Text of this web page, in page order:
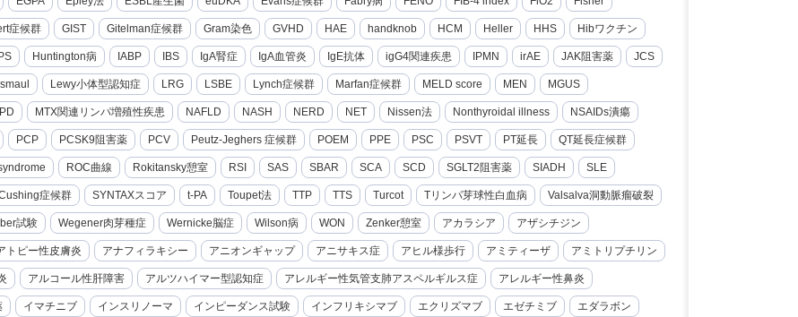
症候群 GIST Gitelman症候群 Gram染色 GVHD HAE handknob HCM Heller HHS Hibワクチン
Huntington病 IABP IBS IgA腎症 IgA血管炎 IgE抗体 igG4関連疾患 IPMN irAE JAK阻害薬 JCS
Lewy小体型認知症 LRG LSBE Lynch症候群 Marfan症候群 MELD score MEN MGUS
MTX関連リンパ増殖性疾患 NAFLD NASH NERD NET Nissen法 Nonthyroidal illness NSAIDs潰瘍
PCP PCSK9阻害薬 PCV Peutz-Jeghers 症候群 POEM PPE PSC PSVT PT延長 QT延長症候群
ROC曲線 Rokitansky憩室 RSI SAS SBAR SCA SCD SGLT2阻害薬 SIADH SLE
症候群 SYNTAXスコア t-PA Toupet法 TTP TTS Turcot Tリンパ芽球性白血病 Valsalva洞動脈瘤破裂
試験 Wegener肉芽種症 Wernicke脳症 Wilson病 WON Zenker憩室 アカラシア アザシチジン
トピー性皮膚炎 アナフィラキシー アニオンギャップ アニサキス症 アヒル様歩行 アミティーザ アミトリプチリン
アルコール性肝障害 アルツハイマー型認知症 アレルギー性気管支肺アスペルギルス症 アレルギー性鼻炎
イマチニブ インスリノーマ インピーダンス試験 インフリキシマブ エクリズマブ エゼチミブ エダラボン